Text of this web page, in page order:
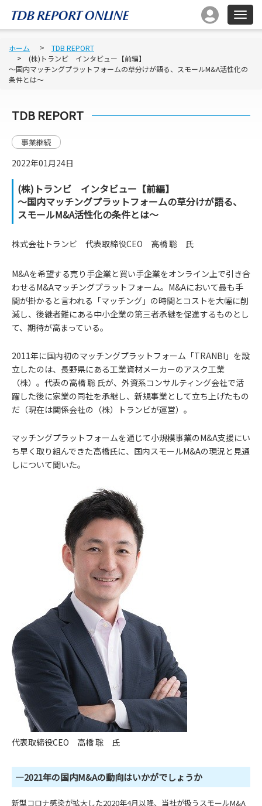
ホーム
TDB REPORT
(株)トランビ インタビュー【前編】
～国内マッチングプラットフォームの草分けが語る、スモールM&A活性化の
条件とは～
TDB REPORT
事業継続
2022年01月24日
(株)トランビ インタビュー【前編】
～国内マッチングプラットフォームの草分けが語る、
スモールM&A活性化の条件とは～
株式会社トランビ 代表取締役CEO 高橋 聡 氏
M&Aを希望する売り手企業と買い手企業をオンライン上で引き合
わせるM&Aマッチングプラットフォーム。M&Aにおいて最も手
間が掛かると言われる「マッチング」の時間とコストを大幅に削
減し、後継者難にある中小企業の第三者承継を促進するものとし
て、期待が高まっている。
2011年に国内初のマッチングプラットフォーム「TRANBI」を設
立したのは、長野県にある工業資材メーカーのアスク工業
（株）。代表の高橋 聡 氏が、外資系コンサルティング会社で活
躍した後に家業の同社を承継し、新規事業として立ち上げたもの
だ（現在は関係会社の（株）トランビが運営）。
マッチングプラットフォームを通じて小規模事業のM&A支援にい
ち早く取り組んできた高橋氏に、国内スモールM&Aの現況と見通
しについて聞いた。
代表取締役CEO 高橋 聡 氏
―2021年の国内M&Aの動向はいかがでしょうか
新型コロナ感染が拡大した2020年4月以降、当社が扱うスモールM&A